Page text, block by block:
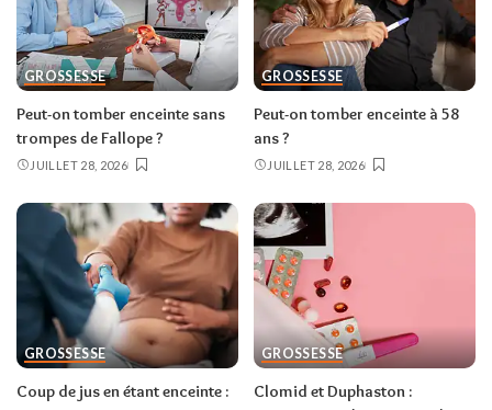
GROSSESSE
Peut-on tomber enceinte sans
trompes de Fallope ?
JUILLET 28, 2026
GROSSESSE
Peut-on tomber enceinte à 58
ans ?
JUILLET 28, 2026
GROSSESSE
Coup de jus en étant enceinte :
GROSSESSE
Clomid et Duphaston :